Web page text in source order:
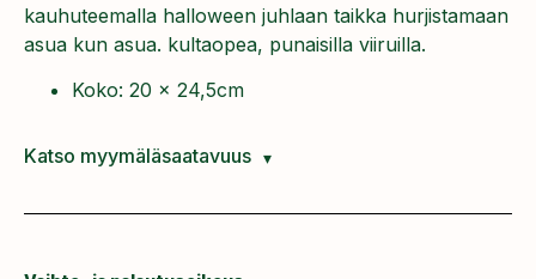
kauhuteemalla halloween juhlaan taikka hurjistamaan
asua kun asua. kultaopea, punaisilla viiruilla.
Koko: 20 x 24,5cm
Katso myymäläsaatavuus